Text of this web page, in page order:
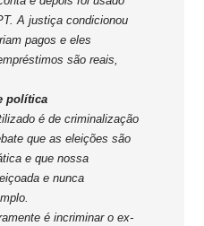
A justiça condicionou
pagos e eles
são reais,
política
é de criminalização
que as eleições são
e que nossa
e nunca
é incriminar o ex-